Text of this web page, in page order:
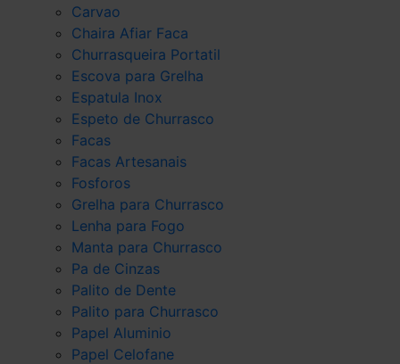
Carvao
Chaira Afiar Faca
Churrasqueira Portatil
Escova para Grelha
Espatula Inox
Espeto de Churrasco
Facas
Facas Artesanais
Fosforos
Grelha para Churrasco
Lenha para Fogo
Manta para Churrasco
Pa de Cinzas
Palito de Dente
Palito para Churrasco
Papel Aluminio
Papel Celofane